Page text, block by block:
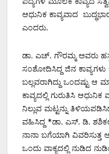
ಆಧುನಿಕ ಕಾವ್ಯವಾದ
ಎಂದರು.
ಡಾ. ಎಚ್. ಗೌರಮ್ಮ ಅವರು
ಸಂಶೋದಿಸಿದ್ದ ಜಿನ ಕಾವ್ಯಗಳು
ಬಲ್ಲವರಾಗಿದ್ದು ಒಂದಷ್ಟು ಆ
ಕಾವ್ಯದಲ್ಲಿ ಗುರುತಿಸಿ ಆಧುನಿಕ
ನಿಲ್ಲುವ ಮಟ್ಟನ್ನು
ವಹಿಸಿದ್ದ *ಡಾ. ಎಸ್. ಡಿ.
ನಾನಾ ಬಗೆಯಾಗಿ ವಿವರಿಸುತ್ತ
ಒಂದು ವಾಕ್ಯದಲ್ಲಿ ನುಡಿದ